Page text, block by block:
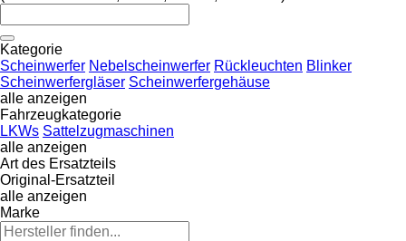
Kategorie
Scheinwerfer Nebelscheinwerfer Rückleuchten Blinker
Scheinwerfergläser Scheinwerfergehäuse
alle anzeigen
Fahrzeugkategorie
LKWs Sattelzugmaschinen
alle anzeigen
Art des Ersatzteils
Original-Ersatzteil
alle anzeigen
Marke